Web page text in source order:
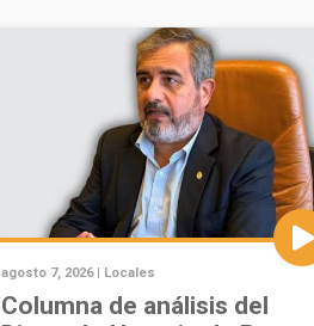
agosto 7, 2026 | Locales
Columna de análisis del